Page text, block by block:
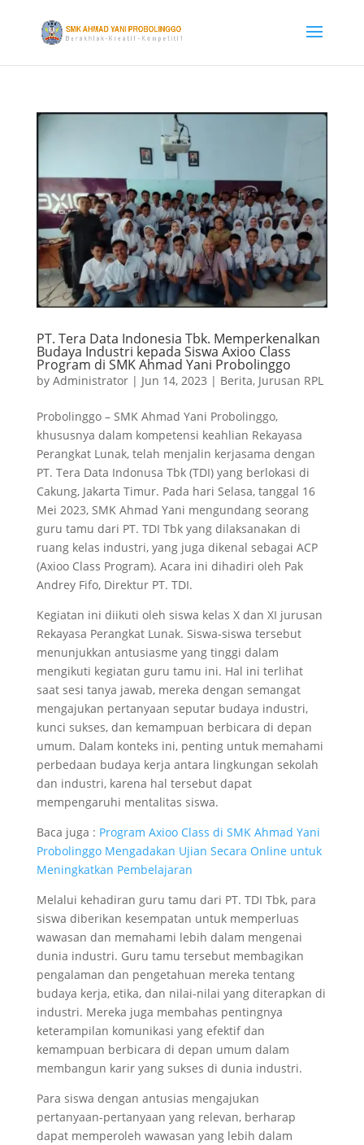
PT. Tera Data Indonesia Tbk. Memperkenalkan
Budaya Industri kepada Siswa Axioo Class
Program di SMK Ahmad Yani Probolinggo
by Administrator| Jun 14, 2023 | Berita, Jurusan RPL
Probolinggo – SMK Ahmad Yani Probolinggo,
khususnya dalam kompetensi keahlian Rekayasa
Perangkat Lunak, telah menjalin kerjasama dengan
PT. Tera Data Indonusa Tbk (TDI) yang berlokasi di
Cakung, Jakarta Timur. Pada hari Selasa, tanggal 16
Mei 2023, SMK Ahmad Yani mengundang seorang
guru tamu dari PT. TDI Tbk yang dilaksanakan di
ruang kelas industri, yang juga dikenal sebagai ACP
(Axioo Class Program). Acara ini dihadiri oleh Pak
Andrey Fifo, Direktur PT. TDI.
Kegiatan ini diikuti oleh siswa kelas X dan XI jurusan
Rekayasa Perangkat Lunak. Siswa-siswa tersebut
menunjukkan antusiasme yang tinggi dalam
mengikuti kegiatan guru tamu ini. Hal ini terlihat
saat sesi tanya jawab, mereka dengan semangat
mengajukan pertanyaan seputar budaya industri,
kunci sukses, dan kemampuan berbicara di depan
umum. Dalam konteks ini, penting untuk memahami
perbedaan budaya kerja antara lingkungan sekolah
dan industri, karena hal tersebut dapat
mempengaruhi mentalitas siswa.
Baca juga : Program Axioo Class di SMK Ahmad Yani
Probolinggo Mengadakan Ujian Secara Online untuk
Meningkatkan Pembelajaran
Melalui kehadiran guru tamu dari PT. TDI Tbk, para
siswa diberikan kesempatan untuk memperluas
wawasan dan memahami lebih dalam mengenai
dunia industri. Guru tamu tersebut membagikan
pengalaman dan pengetahuan mereka tentang
budaya kerja, etika, dan nilai-nilai yang diterapkan di
industri. Mereka juga membahas pentingnya
keterampilan komunikasi yang efektif dan
kemampuan berbicara di depan umum dalam
membangun karir yang sukses di dunia industri.
Para siswa dengan antusias mengajukan
pertanyaan-pertanyaan yang relevan, berharap
dapat memperoleh wawasan yang lebih dalam